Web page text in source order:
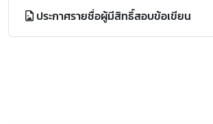
ประกาศรายชื่อผู้มีสิทธิ์สอบข้อเขียน